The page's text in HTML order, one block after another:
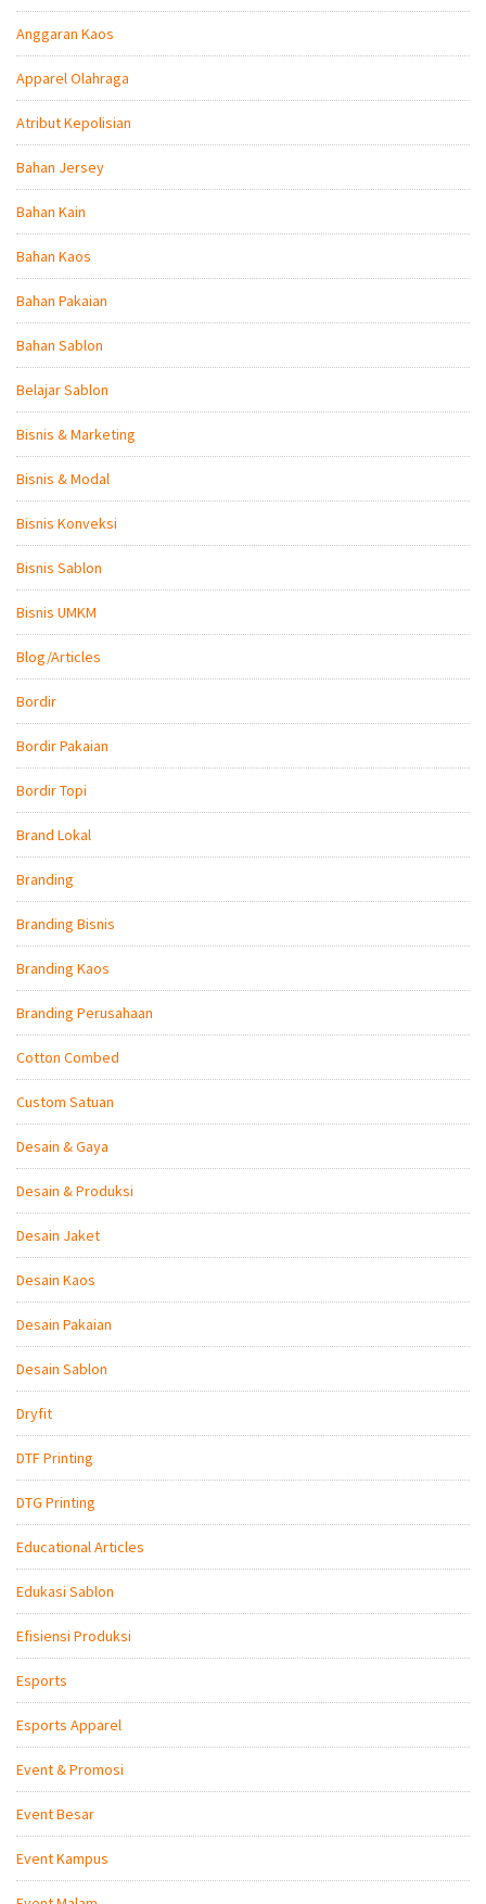
Anggaran Kaos
Apparel Olahraga
Atribut Kepolisian
Bahan Jersey
Bahan Kain
Bahan Kaos
Bahan Pakaian
Bahan Sablon
Belajar Sablon
Bisnis & Marketing
Bisnis & Modal
Bisnis Konveksi
Bisnis Sablon
Bisnis UMKM
Blog/Articles
Bordir
Bordir Pakaian
Bordir Topi
Brand Lokal
Branding
Branding Bisnis
Branding Kaos
Branding Perusahaan
Cotton Combed
Custom Satuan
Desain & Gaya
Desain & Produksi
Desain Jaket
Desain Kaos
Desain Pakaian
Desain Sablon
Dryfit
DTF Printing
DTG Printing
Educational Articles
Edukasi Sablon
Efisiensi Produksi
Esports
Esports Apparel
Event & Promosi
Event Besar
Event Kampus